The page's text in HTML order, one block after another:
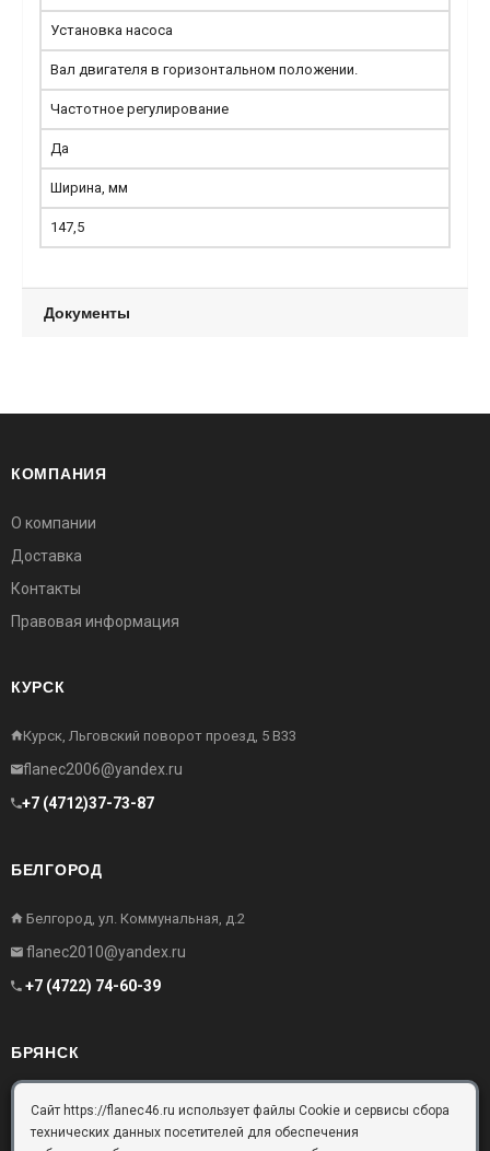
Установка насоса
Вал двигателя в горизонтальном положении.
Частотное регулирование
Да
Ширина, мм
147,5
Документы
КОМПАНИЯ
О компании
Доставка
Контакты
Правовая информация
КУРСК
Курск, Льговский поворот проезд, 5 В33
flanec2006@yandex.ru
+7 (4712)37-73-87
БЕЛГОРОД
Белгород, ул. Коммунальная, д.2
flanec2010@yandex.ru
+7 (4722) 74-60-39
БРЯНСК
Брянск, Московский проезд, д.10, офис 3
flanec32@yandex.ru
Сайт https://flanec46.ru использует файлы Cookie и сервисы сбора
технических данных посетителей для обеспечения